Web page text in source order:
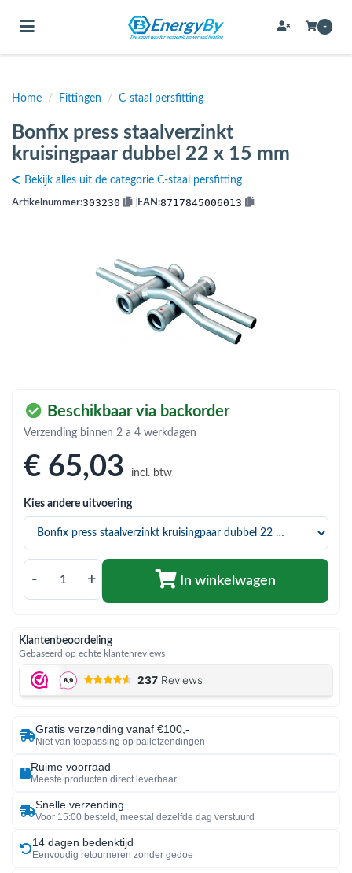
(Bevestigingsmateriaal / schroeven)
(Buffervaten, hygiene boilers & boilervaten)
(Buizen & leidingen)
(Expansievaten)
(Flexibele slangen)
(Installatiemateriaal)
(Verwarming, kachels & ketels)
(Warmtepompen en warmtepompboilers)
Toggle navigation -
Home / Fittingen / C-staal persfitting
Bonfix press staalverzinkt
kruisingpaar dubbel 22 x 15 mm
Bekijk alles uit de categorie C-staal persfitting
Artikelnummer:303230 EAN:8717845006013
Beschikbaar via backorder
Verzending binnen 2 a 4 werkdagen
€ 65,03 incl. btw
Kies andere uitvoering
- + In winkelwagen
Klantenbeoordeling
Gebaseerd op echte klantenreviews
Gratis verzending vanaf €100,-
Niet van toepassing op palletzendingen
Ruime voorraad
Meeste producten direct leverbaar
Snelle verzending
Voor 15:00 besteld, meestal dezelfde dag verstuurd
14 dagen bedenktijd
Eenvoudig retourneren zonder gedoe